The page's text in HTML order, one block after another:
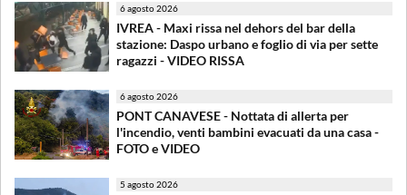
6 agosto 2026
IVREA - Maxi rissa nel dehors del bar della
stazione: Daspo urbano e foglio di via per sette
ragazzi - VIDEO RISSA
6 agosto 2026
PONT CANAVESE - Nottata di allerta per
l'incendio, venti bambini evacuati da una casa -
FOTO e VIDEO
5 agosto 2026